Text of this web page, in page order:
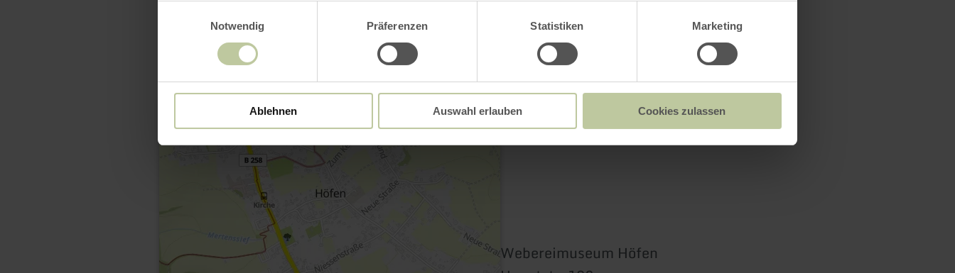
Notwendig
Präferenzen Statistiken Marketing
Ablehnen Auswahl erlauben Cookies zulassen
Contact
Webereimuseum Höfen